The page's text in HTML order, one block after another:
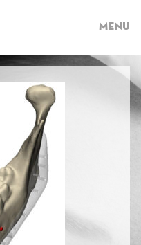
Menu